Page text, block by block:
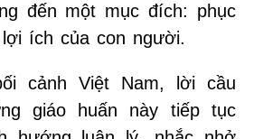
đến một mục đích: phục
ích của con người.
cảnh Việt Nam, lời cầu
giáo huấn này tiếp tục